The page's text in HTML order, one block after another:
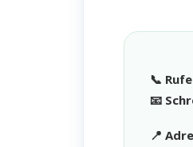
📞
📧
📍